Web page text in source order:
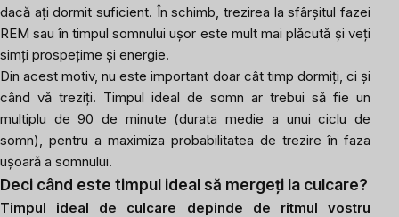
dacă ați dormit suficient. În schimb, trezirea la sfârșitul fazei
REM sau în timpul somnului ușor este mult mai plăcută și veți
simți prospețime și energie.
Din acest motiv, nu este important doar cât timp dormiți, ci și
când vă treziți. Timpul ideal de somn ar trebui să fie un
multiplu de 90 de minute (durata medie a unui ciclu de
somn), pentru a maximiza probabilitatea de trezire în faza
ușoară a somnului.
Deci când este timpul ideal să mergeți la culcare?
Timpul ideal de culcare depinde de ritmul vostru